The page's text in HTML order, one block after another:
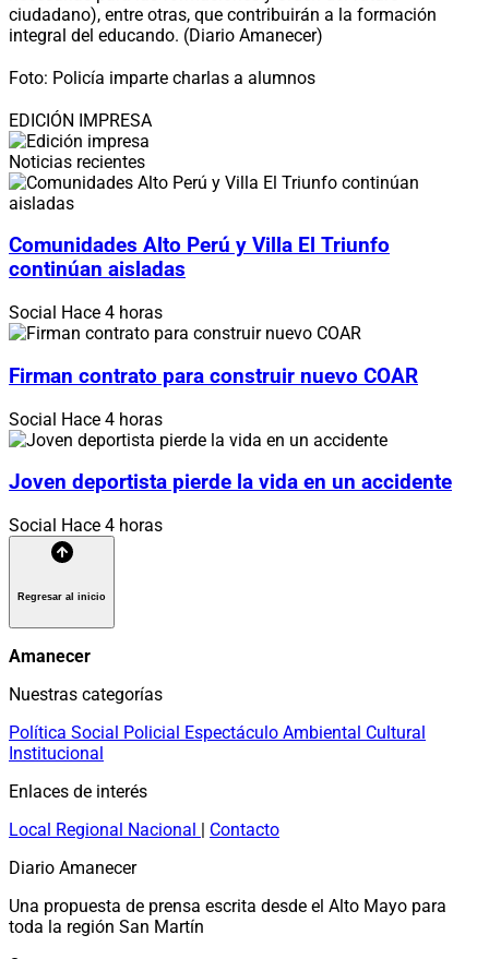
ciudadano), entre otras, que contribuirán a la formación
integral del educando. (Diario Amanecer)
Foto: Policía imparte charlas a alumnos
EDICIÓN IMPRESA
Noticias recientes
Comunidades Alto Perú y Villa El Triunfo
continúan aisladas
Social Hace 4 horas
Firman contrato para construir nuevo COAR
Social Hace 4 horas
Joven deportista pierde la vida en un accidente
Social Hace 4 horas
Regresar al inicio
Amanecer
Nuestras categorías
Política Social Policial Espectáculo Ambiental Cultural
Institucional
Enlaces de interés
Local Regional Nacional | Contacto
Diario Amanecer
Una propuesta de prensa escrita desde el Alto Mayo para
toda la región San Martín